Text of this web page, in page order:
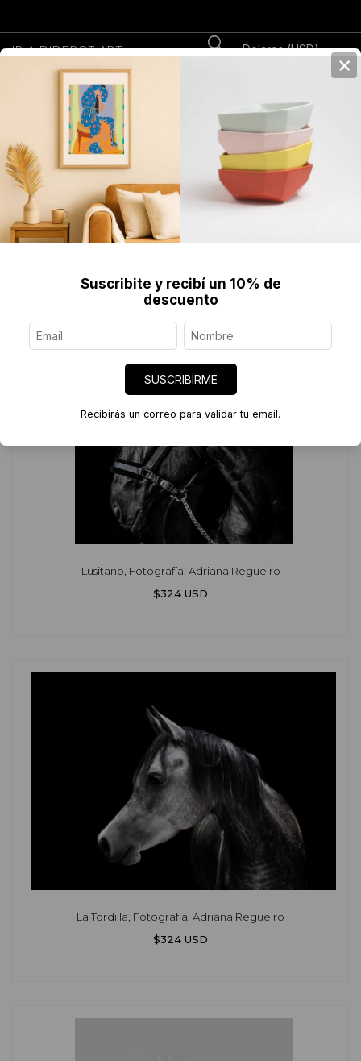
IR A DIDEROT.ART Dolares (USD)
Home Fotografías
Fotografías cuidadosamente seleccionadas para
decorar tus espacios con arte joven. Paisajes
urbanos y naturales, colores y texturas.
Fotografías
Lusitano, Fotografía, Adriana Regueiro
$324 USD
La Tordilla, Fotografía, Adriana Regueiro
$324 USD
×
Suscribite y recibí un 10% de
descuento
SUSCRIBIRME
Recibirás un correo para validar tu email.